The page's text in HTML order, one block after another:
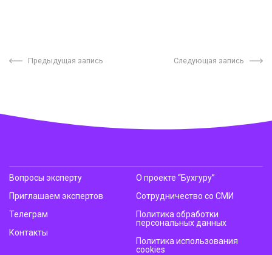
Предыдущая запись Следующая запись
Вопросы эксперту
Приглашаем экспертов
Телеграм
Контакты
О проекте “Бухгуру”
Сотрудничество со СМИ
Политика обработки
персональных данных
Политика использования
cookies